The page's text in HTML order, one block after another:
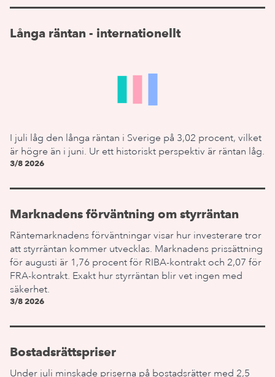
Långa räntan - internationellt
I juli låg den långa räntan i Sverige på 3,02 procent, vilket
är högre än i juni. Ur ett historiskt perspektiv är räntan låg.
3/8 2026
Marknadens förväntning om styrräntan
Räntemarknadens förväntningar visar hur investerare tror
att styrräntan kommer utvecklas. Marknadens prissättning
för augusti är 1,76 procent för RIBA-kontrakt och 2,07 för
FRA-kontrakt. Exakt hur styrräntan blir vet ingen med
säkerhet.
3/8 2026
Bostadsrättspriser
Under juli minskade priserna på bostadsrätter med 2,5